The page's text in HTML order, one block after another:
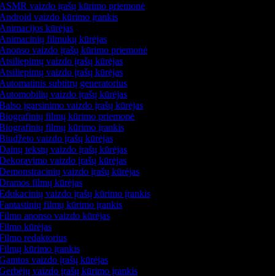
vaizdo įrašų kūrimo priemonė
vaizdo kūrimo įrankis
kūrėjas
filmukų kūrėjas
vaizdo įrašų kūrimo priemonė
vaizdo įrašų kūrėjas
vaizdo įrašų kūrėjas
subtitrų generatorius
vaizdo įrašų kūrėjas
įgarsinimo vaizdo įrašų kūrėjas
filmų kūrimo priemonė
filmų kūrimo įrankis
vaizdo įrašų kūrėjas
tekstų vaizdo įrašų kūrėjas
vaizdo įrašų kūrėjas
vaizdo įrašų kūrėjas
filmų kūrėjas
vaizdo įrašų kūrimo įrankis
filmų kūrimo įrankis
anonso vaizdo kūrėjas
kūrėjas
redaktorius
kūrimo įrankis
vaizdo įrašų kūrėjas
vaizdo įrašų kūrimo įrankis